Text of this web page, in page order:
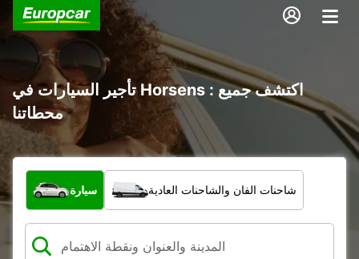
تأجير السيارات في Horsens : اكتشف جميع
محطاتنا
ما نوع المركبة؟
سيارة شاحنات الفان والشاحنات العادية